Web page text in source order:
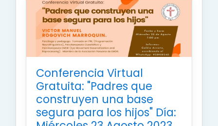
Conferencia Virtual
Gratuita: "Padres que
construyen una base
segura para los hijos" Día: